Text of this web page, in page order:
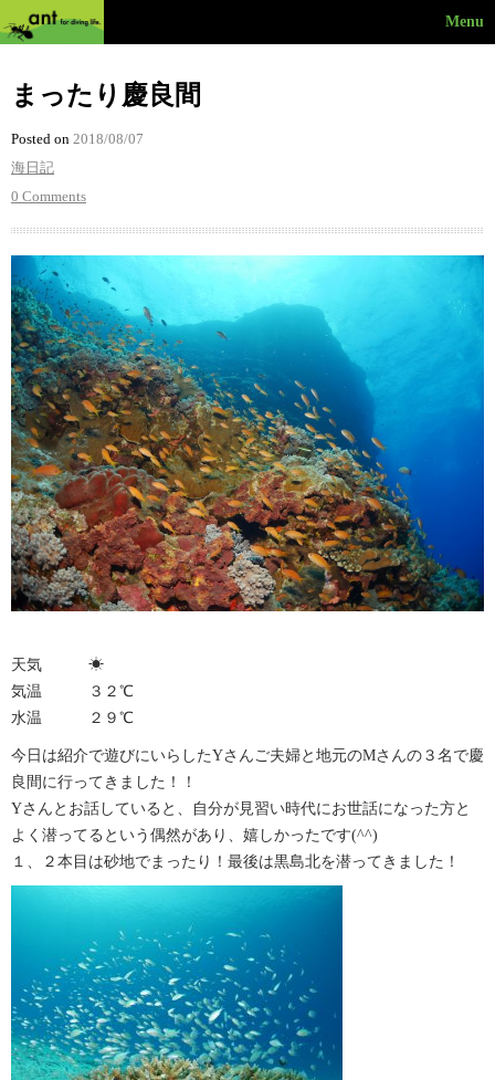
Menu
まったり慶良間
Posted on 2018/08/07
海日記
0 Comments
天気 ☀︎
気温 ３２℃
水温 ２９℃
今日は紹介で遊びにいらしたYさんご夫婦と地元のMさんの３名で慶
良間に行ってきました！！
Yさんとお話していると、自分が見習い時代にお世話になった方と
よく潜ってるという偶然があり、嬉しかったです(^^)
１、２本目は砂地でまったり！最後は黒島北を潜ってきました！